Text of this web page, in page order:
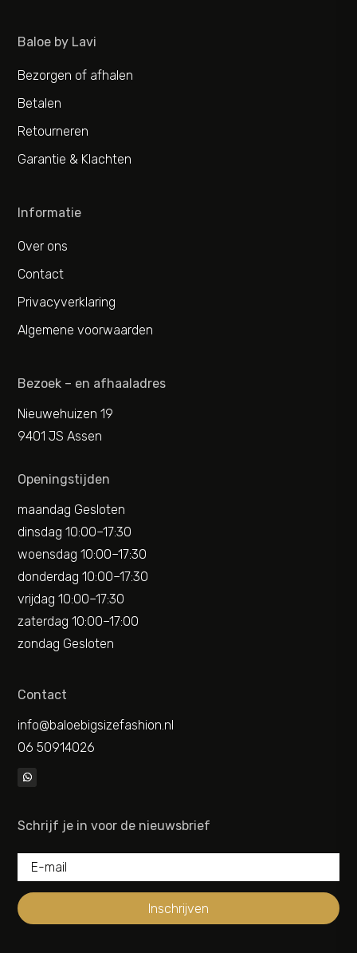
Baloe by Lavi
Bezorgen of afhalen
Betalen
Retourneren
Garantie & Klachten
Informatie
Over ons
Contact
Privacyverklaring
Algemene voorwaarden
Bezoek – en afhaaladres
Nieuwehuizen 19
9401 JS Assen
Openingstijden
maandag Gesloten
dinsdag 10:00–17:30
woensdag 10:00–17:30
donderdag 10:00–17:30
vrijdag 10:00–17:30
zaterdag 10:00–17:00
zondag Gesloten
Contact
info@baloebigsizefashion.nl
06 50914026
Schrijf je in voor de nieuwsbrief
Inschrijven